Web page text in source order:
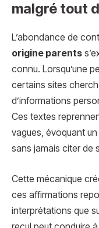
malgré tout
L’abondance de
origine parents
connu. Lorsqu’une
certains sites
d’informations
Ces textes
vagues, évoquant
sans jamais citer de
Cette mécanique
ces affirmations
interprétations que